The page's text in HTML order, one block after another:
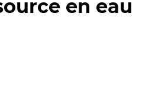
en eau